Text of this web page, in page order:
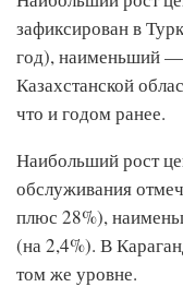
зафиксирован в
год), наименьший —
Казахстанской
что и годом ранее.
Наибольший рост
обслуживания
плюс 28%),
(на 2,4%). В
том же уровне.